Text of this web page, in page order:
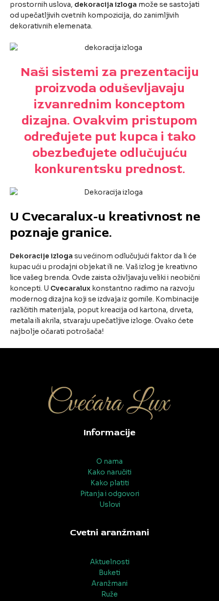
prostornih uslova, dekoracija izloga može se sastojati
od upečatljivih cvetnih kompozicija, do zanimljivih
dekorativnih elemenata.
Naši sistemi za prezentaciju
proizvoda oduševljavaju
izvanrednim konceptom
dizajna. Ovakvim pristupom
određujete put kupca i tako
obezbeđujete odlučujuću
konkurentsku prednost.
U Cvecaralux-u kreativnost ne
poznaje granice.
Dekoracije izloga su većinom odlučujući faktor da li će
kupac ući u prodajni objekat ili ne. Vaš izlog je kreativno
lice vašeg brenda. Ovde zaista oživljavaju veliki i neobični
koncepti. U Cvecaralux konstantno radimo na razvoju
modernog dizajna koji se izdvaja iz gomile. Kombinacije
različitih materijala, poput kreacija od kartona, drveta,
metala ili akrila, stvaraju upečatljive izloge. Ovako ćete
najbolje očarati potrošača!
Informacije
O nama
Kako naručiti
Kako platiti
Pitanja i odgovori
Uslovi
Cvetni aranžmani
Aktuelnosti
Buketi
Aranžmani
Ruže